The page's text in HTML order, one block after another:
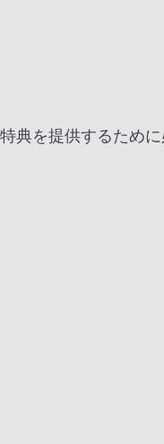
典を提供するために